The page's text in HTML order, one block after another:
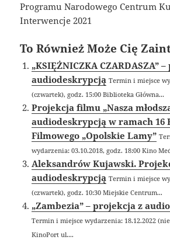
Programu Narodowego Centrum
Interwencje 2021
To Również Może Cię
„KSIĘŻNICZKA CZARDASZA”
audiodeskrypcją Termin i miejsce
(czwartek), godz. 15:00 Biblioteka Główna...
Projekcja filmu „Nasza
audiodeskrypcją w ramach 16
Filmowego „Opolskie Lamy”
wydarzenia: 03.10.2018, godz. 18:00 Kino
Aleksandrów Kujawski.
audiodeskrypcją Termin i miejsce
(czwartek), godz. 10:30 Miejskie Centrum...
„Zambezia” – projekcja z
Termin i miejsce wydarzenia: 18.12.2022
KinoPort ul....